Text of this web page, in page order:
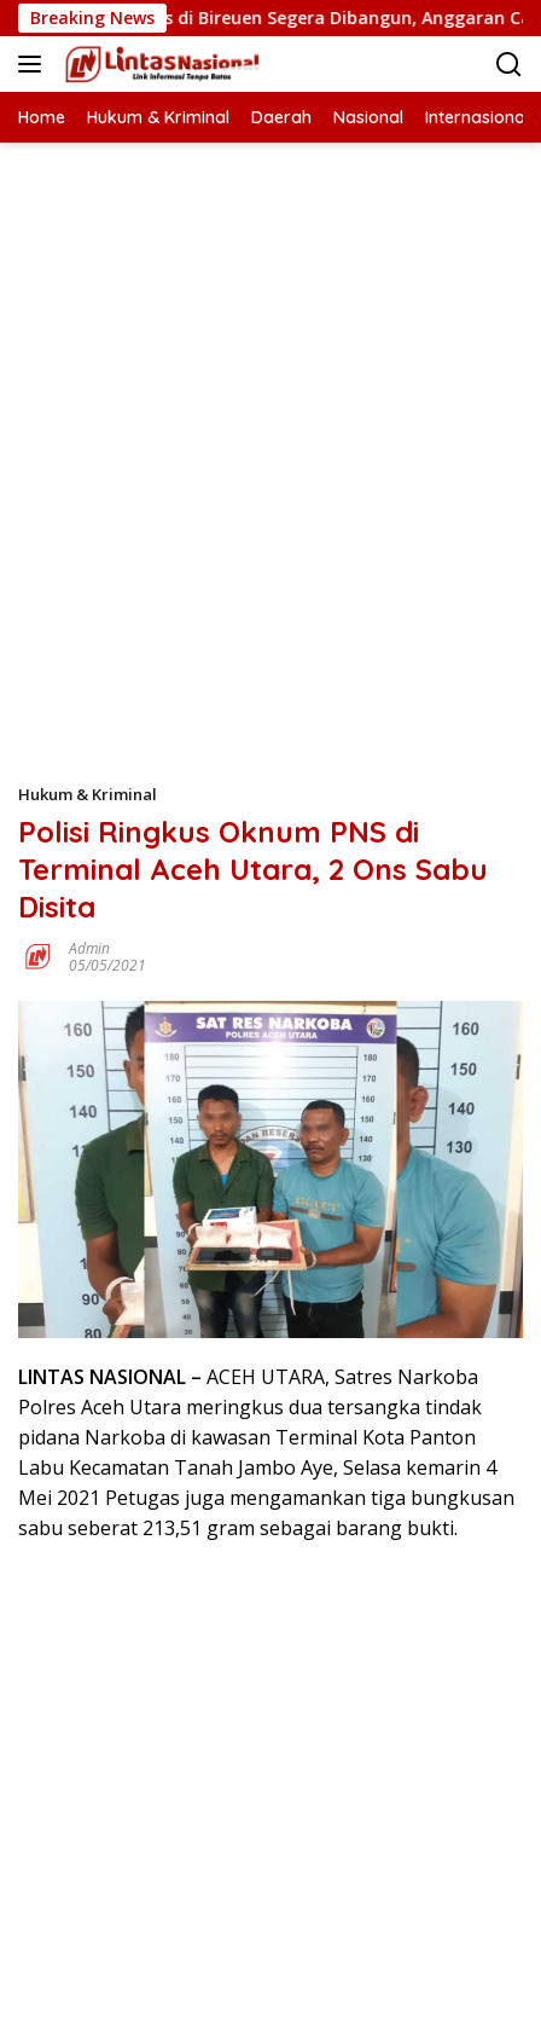
Langsung
ke
konten
Breaking News
Putus di Bireuen Segera Dibangun, Anggaran Capai 500
Home Hukum & Kriminal Daerah Nasional Internasional
Hukum & Kriminal
Polisi Ringkus Oknum PNS di
Terminal Aceh Utara, 2 Ons Sabu
Disita
Admin
05/05/2021
LINTAS NASIONAL – ACEH UTARA, Satres Narkoba
Polres Aceh Utara meringkus dua tersangka tindak
pidana Narkoba di kawasan Terminal Kota Panton
Labu Kecamatan Tanah Jambo Aye, Selasa kemarin 4
Mei 2021 Petugas juga mengamankan tiga bungkusan
sabu seberat 213,51 gram sebagai barang bukti.